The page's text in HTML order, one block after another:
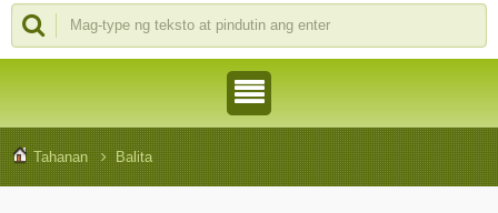
SA NEW TAIPEI
CITY
Tahanan Balita